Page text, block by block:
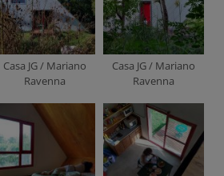
Casa JG / Mariano
Ravenna
Casa JG / Mariano
Ravenna